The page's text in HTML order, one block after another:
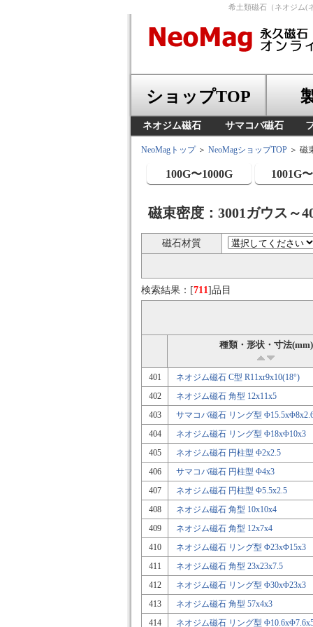
希土類磁石（ネオジム(
ショップTOP
ネオジム磁石 サマコバ磁石
NeoMagトップ＞ NeoMagショップTOP ＞ 磁
100G〜1000G 1001G
磁束密度：3001ガウス～
磁石材質
検索結果：[711]品目
種類・形状・寸法(mm)
401
ネオジム磁石 C型 R11xr9x10(18°)
402
ネオジム磁石 角型 12x11x5
403
サマコバ磁石 リング型
404
ネオジム磁石 リング型 Φ18xΦ10x3
405
ネオジム磁石 円柱型 Φ2x2.5
406
サマコバ磁石 円柱型 Φ4x3
407
ネオジム磁石 円柱型 Φ5.5x2.5
408
ネオジム磁石 角型 10x10x4
409
ネオジム磁石 角型 12x7x4
410
ネオジム磁石 リング型 Φ23xΦ15x3
411
ネオジム磁石 角型 23x23x7.5
412
ネオジム磁石 リング型 Φ30xΦ23x3
413
ネオジム磁石 角型 57x4x3
414
ネオジム磁石 リング型